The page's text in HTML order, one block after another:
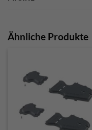
Ähnliche Produkte